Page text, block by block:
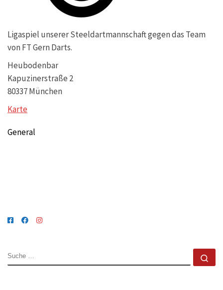
Ligaspiel unserer Steeldartmannschaft gegen das Team
von FT Gern Darts.
Heubodenbar
Kapuzinerstraße 2
80337 München
Karte
General
SUCHE